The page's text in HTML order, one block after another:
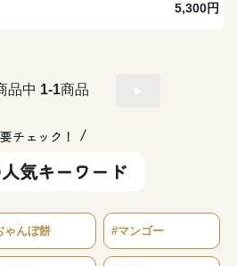
5,300円
品中 1-1商品
要チェック！
気キーワード
ゃんぼ餅 #マンゴー